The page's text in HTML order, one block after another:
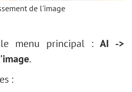
yeux
de l'image
le menu principal : AI ->
.
: